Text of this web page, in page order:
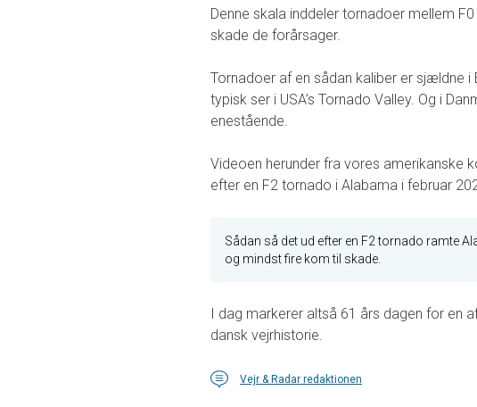
Denne skala inddeler tornadoer mellem
skade de forårsager.
Tornadoer af en sådan kaliber er sjældne
typisk ser i USA’s Tornado Valley. Og i
enestående.
Videoen herunder fra vores amerikanske
efter en F2 tornado i Alabama i februar
Sådan så det ud efter en F2 tornado ramte
og mindst fire kom til skade.
I dag markerer altså 61 års dagen for en
dansk vejrhistorie.
Vejr & Radar redaktionen